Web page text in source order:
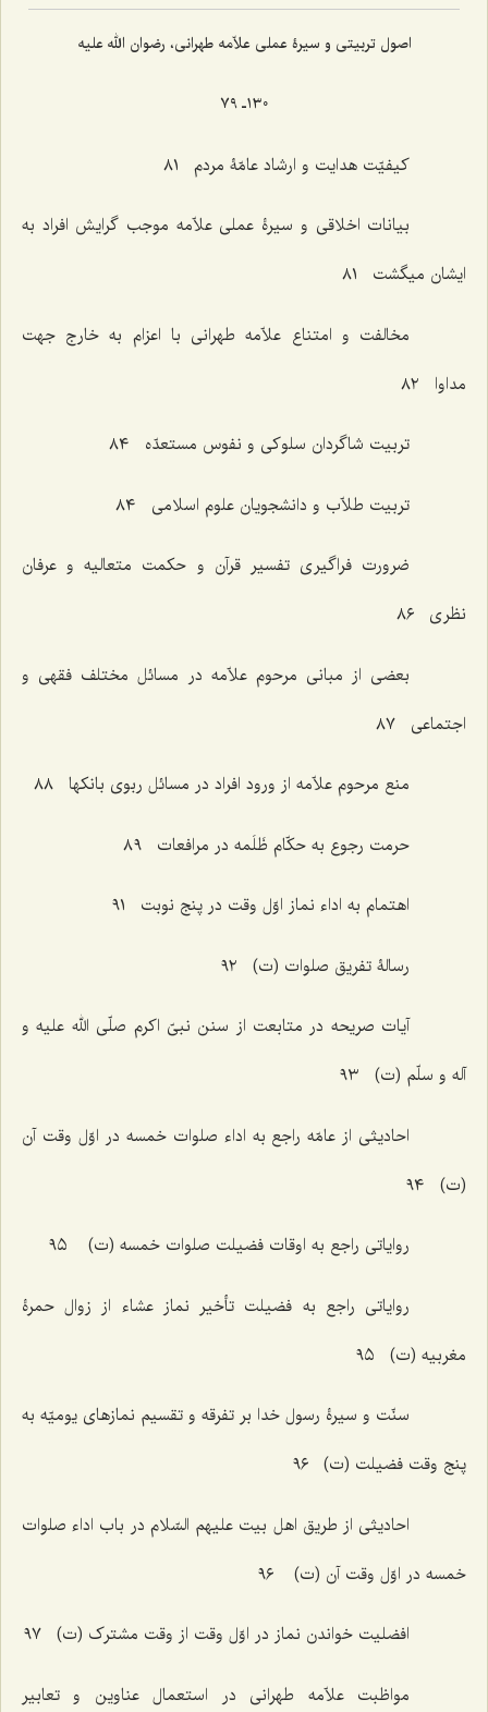
اصول تربیتی و سیرۀ عملی علاّمه طهرانی، رضوان الله علیه
١٣٠ـ ٧٩
کیفیّت هدایت و ارشاد عامّۀ مردم ٨١
بیانات اخلاقی و سیرۀ عملی علاّمه موجب گرایش افراد به
ایشان میگشت ٨١
مخالفت و امتناع علاّمه طهرانی با اعزام به خارج جهت
مداوا ٨٢
تربیت شاگردان سلوکی و نفوس مستعدّه ٨٤
تربیت طلاّب و دانشجویان علوم اسلامی ٨٤
ضرورت فراگیری تفسیر قرآن و حکمت متعالیه و عرفان
نظری ٨٦
بعضی از مبانی مرحوم علاّمه در مسائل مختلف فقهی و
اجتماعی ٨٧
منع مرحوم علاّمه از ورود افراد در مسائل ربوی بانکها ٨٨
حرمت رجوع به حکّام ظَلَمه در مرافعات ٨٩
اهتمام به اداء نماز اوّل وقت در پنج نوبت ٩١
رسالۀ تفریق صلوات (ت) ٩٢
آیات صریحه در متابعت از سنن نبیّ اکرم صلّی الله علیه و
آله و سلّم (ت) ٩٣
احادیثی از عامّه راجع به اداء صلوات خمسه در اوّل وقت آن
(ت) ٩٤
روایاتی راجع به اوقات فضیلت صلوات خمسه (ت) ٩٥
روایاتی راجع به فضیلت تأخیر نماز عشاء از زوال حمرۀ
مغربیه (ت) ٩٥
سنّت و سیرۀ رسول خدا بر تفرقه و تقسیم نمازهای یومیّه به
پنج وقت فضیلت (ت) ٩٦
احادیثی از طریق اهل بیت علیهم السّلام در باب اداء صلوات
خمسه در اوّل وقت آن (ت) ٩٦
افضلیت خواندن نماز در اوّل وقت از وقت مشترک (ت) ٩٧
مواظبت علاّمه طهرانی در استعمال عناوین و تعابیر